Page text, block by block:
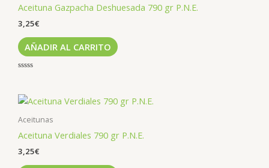
Aceituna Gazpacha Deshuesada 790 gr P.N.E.
3,25€
AÑADIR AL CARRITO
de
5
Aceitunas
Aceituna Verdiales 790 gr P.N.E.
3,25€